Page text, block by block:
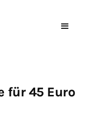
für 45 Euro